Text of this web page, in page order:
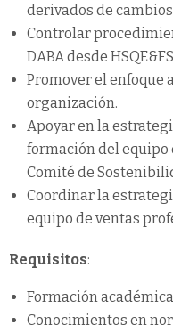
derivados de
Controlar
DABA desde
Promover el enfoque
organización.
Apoyar en la
formación del equipo
Comité de
Coordinar la
equipo de ventas
Requisitos:
Formación
Conocimientos en